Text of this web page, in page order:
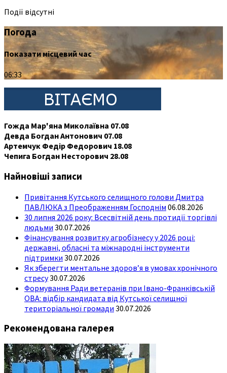
Події відсутні
Погода
Показати місцевий час
06:33
Гожда Мар'яна Миколаївна 07.08
Девда Богдан Антонович 07.08
Артемчук Федір Федорович 18.08
Чепига Богдан Несторович 28.08
Найновіші записи
Привітання Кутського селищного голови Дмитра
ПАВЛЮКА з Преображенням Господнім 06.08.2026
30 липня 2026 року: Всесвітній день протидії торгівлі
людьми 30.07.2026
Фінансування розвитку агробізнесу у 2026 році:
державні, обласні та міжнародні інструменти
підтримки 30.07.2026
Як зберегти ментальне здоров’я в умовах хронічного
стресу30.07.2026
Формування Ради ветеранів при Івано-Франківській
ОВА: відбір кандидата від Кутської селищної
територіальної громади 30.07.2026
Рекомендована галерея